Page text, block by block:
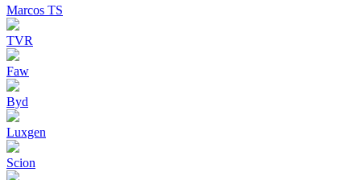
Marcos TS
TVR
Faw
Byd
Luxgen
Scion